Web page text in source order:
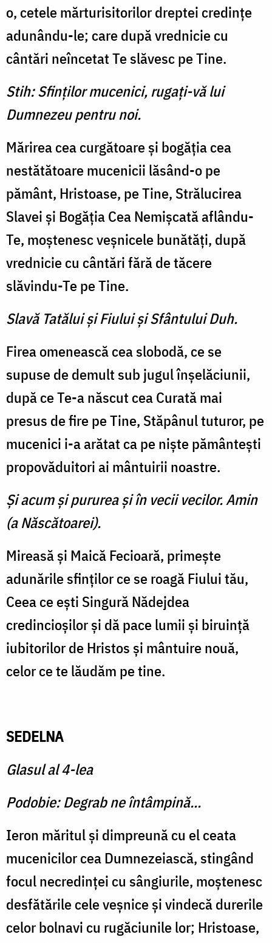
o, cetele mărturisitorilor dreptei credinţe
adunându-le; care după vrednicie cu
cântări neîncetat Te slăvesc pe Tine.
Stih: Sfinţilor mucenici, rugaţi-vă lui
Dumnezeu pentru noi.
Mărirea cea curgătoare şi bogăţia cea
nestătătoare mucenicii lăsând-o pe
pământ, Hristoase, pe Tine, Strălucirea
Slavei şi Bogăţia Cea Nemişcată aflându-
Te, moştenesc veşnicele bunătăţi, după
vrednicie cu cântări fără de tăcere
slăvindu-Te pe Tine.
Slavă Tatălui şi Fiului şi Sfântului Duh.
Firea omenească cea slobodă, ce se
supuse de demult sub jugul înşelăciunii,
după ce Te-a născut cea Curată mai
presus de fire pe Tine, Stăpânul tuturor, pe
mucenici i-a arătat ca pe nişte pământeşti
propovăduitori ai mântuirii noastre.
Şi acum şi pururea şi în vecii vecilor. Amin
(a Născătoarei).
Mireasă şi Maică Fecioară, primeşte
adunările sfinţilor ce se roagă Fiului tău,
Ceea ce eşti Singură Nădejdea
credincioşilor şi dă pace lumii şi biruinţă
iubitorilor de Hristos şi mântuire nouă,
celor ce te lăudăm pe tine.
SEDELNA
Glasul al 4-lea
Podobie: Degrab ne întâmpină...
Ieron măritul şi dimpreună cu el ceata
mucenicilor cea Dumnezeiască, stingând
focul necredinţei cu sângiurile, moştenesc
desfătările cele veşnice şi vindecă durerile
celor bolnavi cu rugăciunile lor; Hristoase,